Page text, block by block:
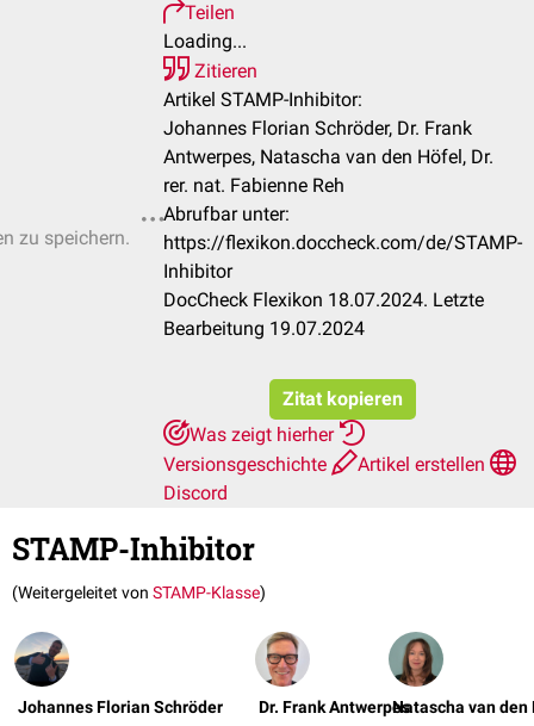
zu speichern.
Teilen
Loading...
Zitieren
Artikel STAMP-Inhibitor:
Johannes Florian Schröder, Dr. Frank
Antwerpes, Natascha van den Höfel, Dr.
rer. nat. Fabienne Reh
Abrufbar unter:
https://flexikon.doccheck.com/de/STAMP-
Inhibitor
DocCheck Flexikon 18.07.2024. Letzte
Bearbeitung 19.07.2024
Zitat kopieren
Was zeigt hierher
Versionsgeschichte
Artikel erstellen
Discord
STAMP-Inhibitor
(Weitergeleitet von STAMP-Klasse)
Johannes Florian Schröder Dr. Frank AntwerpesNatascha van den